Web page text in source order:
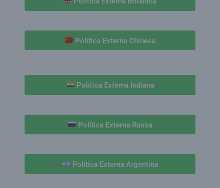
Política Externa Chinesa
Política Externa Indiana
Política Externa Russa
Política Externa Argentina